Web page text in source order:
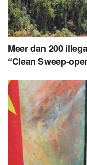
Meer dan 200
“Clean Sweep-